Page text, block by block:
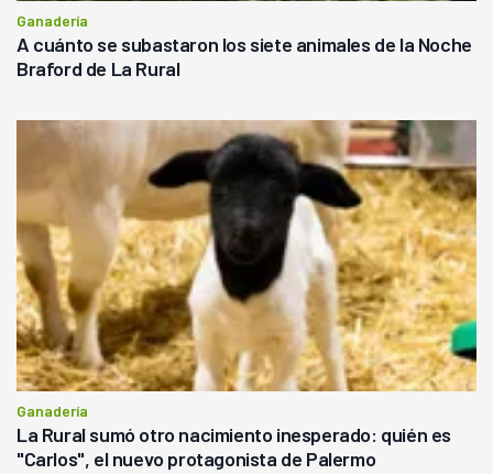
Ganadería
A cuánto se subastaron los siete animales de la Noche
Braford de La Rural
Ganadería
La Rural sumó otro nacimiento inesperado: quién es
"Carlos", el nuevo protagonista de Palermo